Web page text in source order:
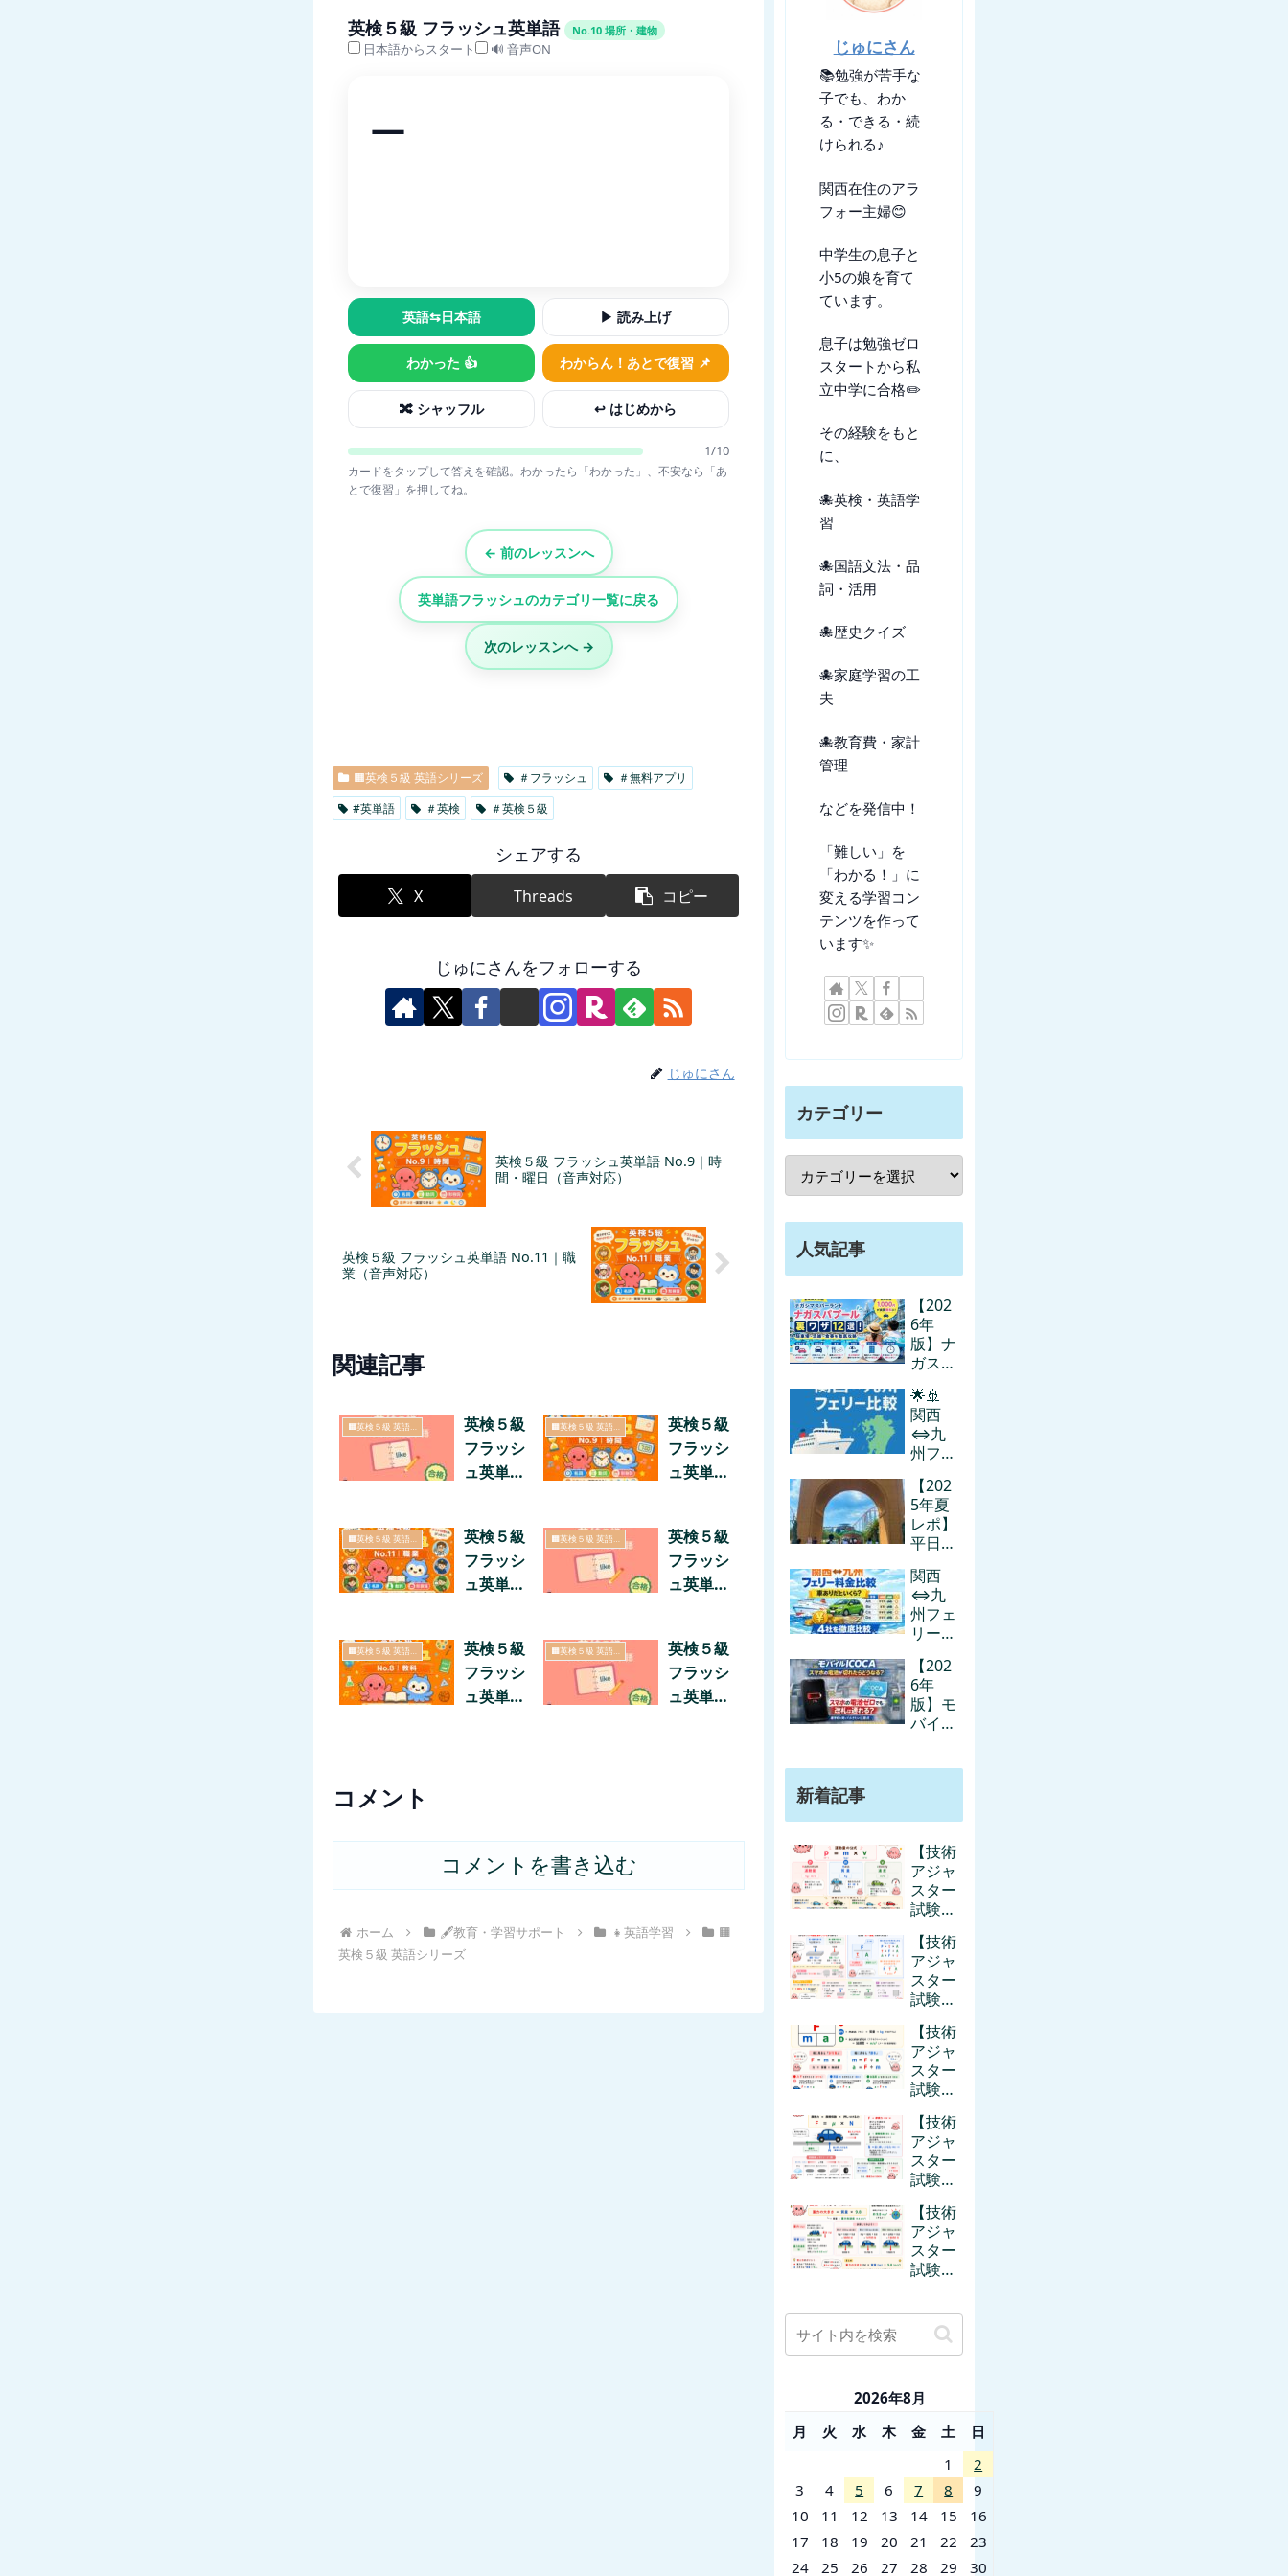
英検５級 フラッシュ英単語 No.10 場所・建物
日本語からスタート 🔊 音声ON
—
—
英語⇆日本語 ▶ 読み上げ
わかった 👍 わからん！あとで復習 📌
🔀 シャッフル ↩︎ はじめから
1/10
カードをタップして答えを確認。わかったら「わかった」、不安なら「あ
とで復習」を押してね。
← 前のレッスンへ
英単語フラッシュのカテゴリ一覧に戻る
次のレッスンへ →
🟧英検５級 英語シリーズ ＃フラッシュ
＃無料アプリ
#英単語
＃英検 ＃英検５級
シェアする
X Threads コピー
じゅにさんをフォローする
じゅにさん
英検５級 フラッシュ英単語 No.9｜時
間・曜日（音声対応）
英検５級 フラッシュ英単語 No.11｜職
業（音声対応）
関連記事
🟧英検５級 英語シリーズ
英検５級
フラッシ
ュ英単語
名詞
🟧英検５級 英語シリーズ
英検５級
フラッシ
ュ英単語
日（音声
対応）
🟧英検５級 英語シリーズ
英検５級
フラッシ
ュ英単語
声対応）
🟧英検５級 英語シリーズ
英検５級
フラッシ
ュ英単語
作（音声
対応）
🟧英検５級 英語シリーズ
英検５級
フラッシ
ュ英単語
🟧英検５級 英語シリーズ
英検５級
フラッシ
ュ英単語
コメント
コメントを書き込む
ホーム 🖋教育・学習サポート 👧英語学習
🟧
英検５級 英語シリーズ
じゅにさん
📚勉強が苦手な
子でも、わか
る・できる・続
けられる♪
関西在住のアラ
フォー主婦😊
中学生の息子と
小5の娘を育て
ています。
息子は勉強ゼロ
スタートから私
立中学に合格✏️
その経験をもと
に、
🐙英検・英語学
習
🐙国語文法・品
詞・活用
🐙歴史クイズ
🐙家庭学習の工
夫
🐙教育費・家計
管理
などを発信中！
「難しい」を
「わかる！」に
変える学習コン
テンツを作って
います✨
カテゴリー
人気記事
【202
6年
版】ナ
ガスパ
の裏ワ
ザ12
選！駐
車場・
混雑・
食事を
徹底攻
略
🌟🚢
関西
⇔九
州フェ
リー旅
をおす
すめす
る理由
💖フェ
リー4
社比較
も
【202
5年夏
レポ】
平日ナ
スパー
ラン
ド・ジ
ャンボ
海水プ
ール完
全攻
略！待
ち時
金・お
関西
⇔九
州フェ
リー料
金比較
｜車あ
りだと
いく
ら？4
底比較
【202
6年
版】モ
バイル
通れ
る？通
学で困
るパタ
ーンと
対策ま
とめ
新着記事
【技術
アジャ
スター
試験】
量・衝
突を超
基礎か
ら｜p
＝mv
と運動
量保存
をやさ
しく解
説
【技術
アジャ
スター
試験】
断面積
を超基
礎から
｜
MPa
とせん
断応力
をやさ
しく解
説
【技術
アジャ
スター
試験】
ント・
はりを
超基礎
から｜
力×距
離で覚
える
【技術
アジャ
スター
試験】
数μと
摩擦力
F＝μN
を超基
解説
【技術
アジャ
スター
試験】
斜面が
苦手で
sin・
cosを
超基礎
から解
説
2026年8月
月
火 水 木 金 土
日
1
2
3
4 5 6 7 8
9
10
11 12 13 14 15
16
17
18 19 20 21 22
23
24
25 26 27 28 29 30